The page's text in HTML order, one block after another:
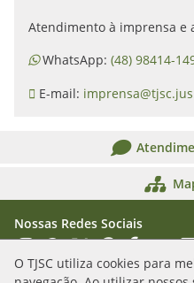
O TJSC utiliza cookies para
Atendimento à imprensa e
WhatsApp: (48) 98414-
E-mail:
Nossas Redes Sociais
Acessar Instagram
Acessar WhatsApp
Acessar X
Acessar
Acessar